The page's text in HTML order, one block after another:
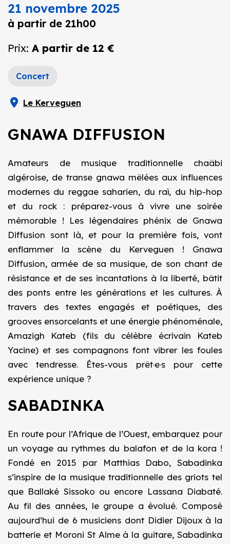
21 novembre 2025
à partir de 21h00
Prix: A partir de 12 €
Concert
Le Kerveguen
GNAWA DIFFUSION
Amateurs de musique traditionnelle chaâbi
algéroise, de transe gnawa mêlées aux influences
modernes du reggae saharien, du raï, du hip-hop
et du rock : préparez-vous à vivre une soirée
mémorable ! Les légendaires phénix de Gnawa
Diffusion sont là, et pour la première fois, vont
enflammer la scène du Kerveguen ! Gnawa
Diffusion, armée de sa musique, de son chant de
résistance et de ses incantations à la liberté, bâtit
des ponts entre les générations et les cultures. À
travers des textes engagés et poétiques, des
grooves ensorcelants et une énergie phénoménale,
Amazigh Kateb (fils du célèbre écrivain Kateb
Yacine) et ses compagnons font vibrer les foules
avec tendresse. Êtes-vous prêt·e·s pour cette
expérience unique ?
SABADINKA
En route pour l’Afrique de l’Ouest, embarquez pour
un voyage au rythmes du balafon et de la kora !
Fondé en 2015 par Matthias Dabo, Sabadinka
s’inspire de la musique traditionnelle des griots tel
que Ballaké Sissoko ou encore Lassana Diabaté.
Au fil des années, le groupe a évolué. Composé
aujourd’hui de 6 musiciens dont Didier Dijoux à la
batterie et Moroni St Alme à la guitare, Sabadinka